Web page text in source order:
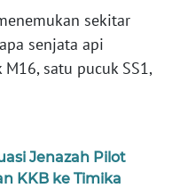
sekitar
senjata api
satu pucuk SS1,
Jenazah Pilot
KKB ke Timika